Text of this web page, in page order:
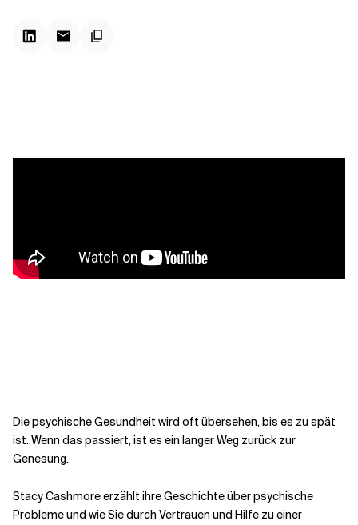
Die psychische Gesundheit wird oft übersehen, bis es zu spät
ist. Wenn das passiert, ist es ein langer Weg zurück zur
Genesung.
Stacy Cashmore erzählt ihre Geschichte über psychische
Probleme und wie Sie durch Vertrauen und Hilfe zu einer